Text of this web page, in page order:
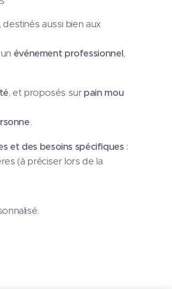
, destinés aussi bien aux
événement professionnel,
, et proposés sur pain mou
.
et des besoins spécifiques :
(à préciser lors de la